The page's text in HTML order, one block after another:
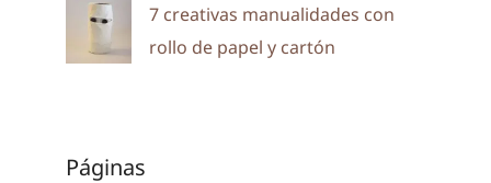
7 creativas manualidades con
rollo de papel y cartón
Páginas